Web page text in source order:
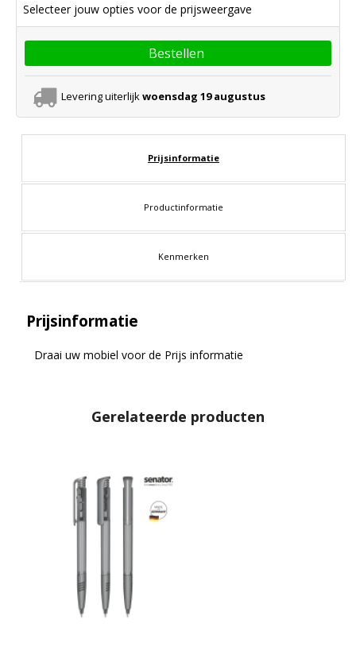
Selecteer jouw opties voor de prijsweergave
Bestellen
Levering uiterlijkwoensdag 19 augustus
Prijsinformatie
Productinformatie
Kenmerken
Prijsinformatie
Draai uw mobiel voor de Prijs informatie
Gerelateerde producten